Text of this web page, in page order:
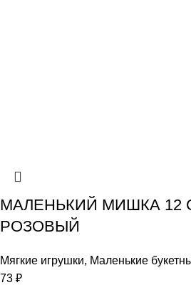
МАЛЕНЬКИЙ МИШКА 12
РОЗОВЫЙ
Мягкие игрушки, Маленькие
73 ₽